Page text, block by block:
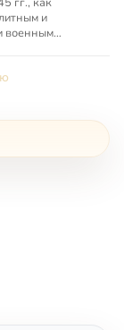
и
военным